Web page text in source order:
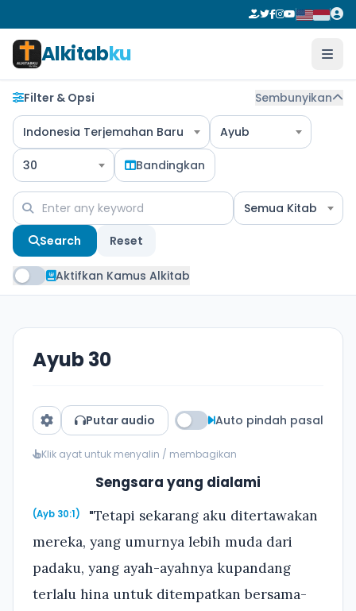
Alkitabku
Filter & Opsi Sembunyikan
Indonesia Terjemahan Baru Ayub
30 Bandingkan
Semua Kitab
Search Reset
Aktifkan Kamus Alkitab
Ayub 30
Putar audio Auto pindah pasal
Klik ayat untuk menyalin / membagikan
Sengsara yang dialami
(Ayb 30:1)
"Tetapi sekarang aku ditertawakan
mereka, yang umurnya lebih muda dari
padaku, yang ayah-ayahnya kupandang
terlalu hina untuk ditempatkan bersama-